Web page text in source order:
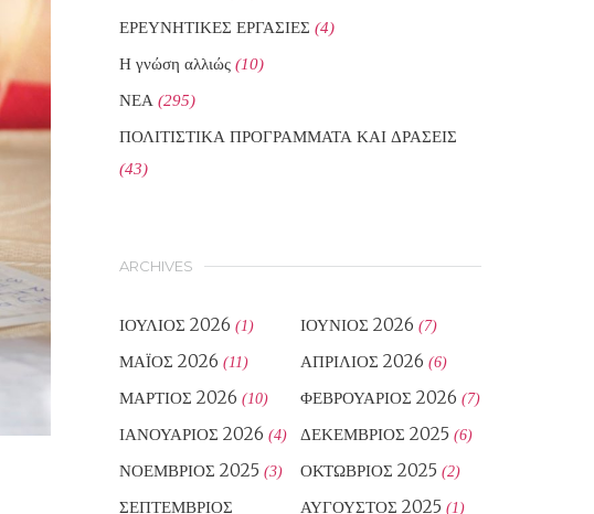
ΕΡΕΥΝΗΤΙΚΕΣ ΕΡΓΑΣΙΕΣ (4)
Η γνώση αλλιώς (10)
ΝΕΑ (295)
ΠΟΛΙΤΙΣΤΙΚΑ ΠΡΟΓΡΑΜΜΑΤΑ ΚΑΙ ΔΡΑΣΕΙΣ
(43)
ARCHIVES
ΙΟΎΛΙΟΣ 2026 (1) ΙΟΎΝΙΟΣ 2026 (7)
ΜΆΙΟΣ 2026 (11) ΑΠΡΊΛΙΟΣ 2026 (6)
ΜΆΡΤΙΟΣ 2026 (10) ΦΕΒΡΟΥΆΡΙΟΣ 2026 (7)
ΙΑΝΟΥΆΡΙΟΣ 2026 (4) ΔΕΚΈΜΒΡΙΟΣ 2025 (6)
ΝΟΈΜΒΡΙΟΣ 2025 (3) ΟΚΤΏΒΡΙΟΣ 2025 (2)
ΣΕΠΤΈΜΒΡΙΟΣ
ΑΎΓΟΥΣΤΟΣ 2025 (1)